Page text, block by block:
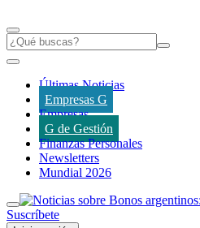
Últimas Noticias
Empresas G
Empresas
G de Gestión
Finanzas Personales
Newsletters
Mundial 2026
Suscríbete